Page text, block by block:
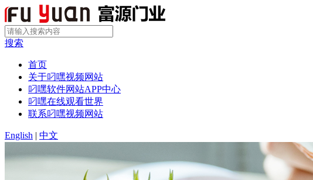
搜索
首页
关于叼嘿视频网站
叼嘿软件网站APP中心
叼嘿在线观看世界
联系叼嘿视频网站
English | 中文